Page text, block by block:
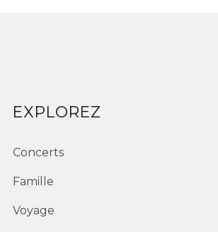
EXPLOREZ
Concerts
Famille
Voyage